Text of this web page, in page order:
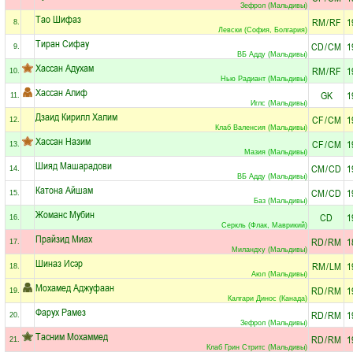
Зефрол (Мальдивы)
8. Тао Шифаз
Левски (София, Болгария)
RM/RF
9. Тиран Сифау
ВБ Адду (Мальдивы)
CD/CM
10. Хассан Адухам
Нью Радиант (Мальдивы)
RM/RF
11. Хассан Алиф
Иглс (Мальдивы)
GK
12. Дзаид Кирилл Халим
Клаб Валенсия (Мальдивы)
CF/CM
13. Хассан Назим
Мазия (Мальдивы)
CF/CM
14. Шияд Машарадови
ВБ Адду (Мальдивы)
CM/CD
15. Катона Айшам
Баз (Мальдивы)
CM/CD
16. Жоманс Мубин
Серкль (Флак, Маврикий)
CD
17. Прайзид Миах
Миландху (Мальдивы)
RD/RM
18. Шиназ Исэр
Аюл (Мальдивы)
RM/LM
19. Мохамед Аджуфаан
Калгари Динос (Канада)
RD/RM
20. Фарух Рамез
Зефрол (Мальдивы)
RD/RM
21. Тасним Мохаммед
Клаб Грин Стритс (Мальдивы)
RD/RM